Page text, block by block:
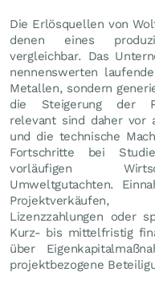
Die Erlösquellen von
denen eines
vergleichbar. Das
nennenswerten
Metallen, sondern
die Steigerung der
relevant sind daher vor
und die technische
Fortschritte bei
vorläufigen
Umweltgutachten.
Projektverkäufen,
Lizenzzahlungen oder
Kurz- bis mittelfristig
über
projektbezogene